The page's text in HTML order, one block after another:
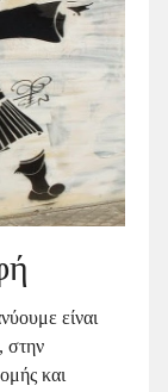
είναι
στην
και